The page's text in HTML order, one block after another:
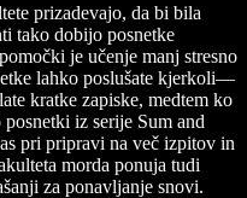
prizadevajo, da bi bila
tako dobijo posnetke
je učenje manj stresno
lahko poslušate kjerkoli—
kratke zapiske, medtem ko
iz serije Sum and
pri pripravi na več izpitov in
morda ponuja tudi
za ponavljanje snovi.